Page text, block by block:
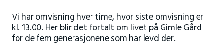
Vi har omvisning hver time, hvor siste omvisning er
kl. 13.00. Her blir det fortalt om livet på Gimle Gård
for de fem generasjonene som har levd der.